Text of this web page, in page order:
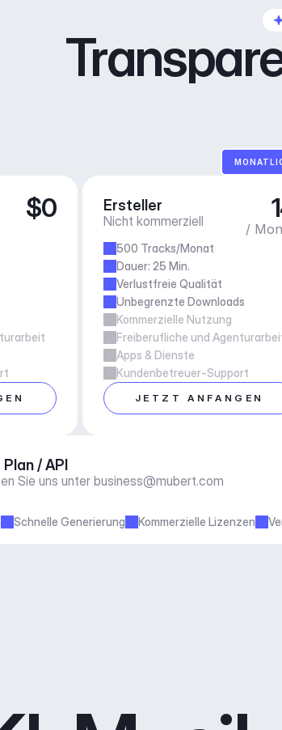
$0 Ersteller
Nicht kommerziell /
500 Tracks/Monat
Dauer: 25 Min.
Verlustfreie Qualität
Unbegrenzte Downloads
Kommerzielle Nutzung
Freiberufliche und
Apps & Dienste
Kundenbetreuer-Support
JETZT ANFANGEN
/ API
Sie uns unter business@mubert.com
Schnelle Generierung Kommerzielle Lizenzen